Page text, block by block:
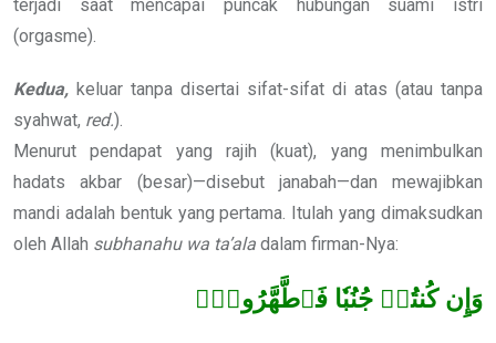
terjadi saat mencapai puncak hubungan suami istri
(orgasme).
Kedua, keluar tanpa disertai sifat-sifat di atas (atau tanpa
syahwat, red.).
Menurut pendapat yang rajih (kuat), yang menimbulkan
hadats akbar (besar)—disebut janabah—dan mewajibkan
mandi adalah bentuk yang pertama. Itulah yang dimaksudkan
oleh Allah subhanahu wa ta’ala dalam firman-Nya:
وَإِن كُنتُمۡ جُنُبٗا فَٱطَّهَّرُواْۚ